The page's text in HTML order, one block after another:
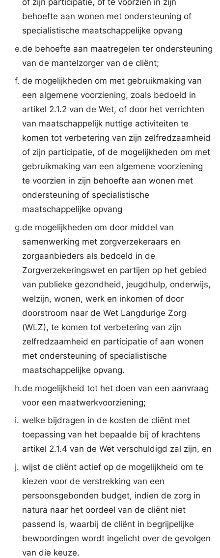
behoefte aan wonen met ondersteuning of
specialistische maatschappelijke opvang
e.de behoefte aan maatregelen ter ondersteuning
van de mantelzorger van de cliënt;
f. de mogelijkheden om met gebruikmaking van
een algemene voorziening, zoals bedoeld in
artikel 2.1.2 van de Wet, of door het verrichten
van maatschappelijk nuttige activiteiten te
komen tot verbetering van zijn zelfredzaamheid
of zijn participatie, of de mogelijkheden om met
gebruikmaking van een algemene voorziening
te voorzien in zijn behoefte aan wonen met
ondersteuning of specialistische
maatschappelijke opvang
g.de mogelijkheden om door middel van
samenwerking met zorgverzekeraars en
zorgaanbieders als bedoeld in de
Zorgverzekeringswet en partijen op het gebied
van publieke gezondheid, jeugdhulp, onderwijs,
welzijn, wonen, werk en inkomen of door
doorstroom naar de Wet Langdurige Zorg
(WLZ), te komen tot verbetering van zijn
zelfredzaamheid en participatie of aan wonen
met ondersteuning of specialistische
maatschappelijke opvang.
h.de mogelijkheid tot het doen van een aanvraag
voor een maatwerkvoorziening;
i. welke bijdragen in de kosten de cliënt met
toepassing van het bepaalde bij of krachtens
artikel 2.1.4 van de Wet verschuldigd zal zijn, en
j. wijst de cliënt actief op de mogelijkheid om te
kiezen voor de verstrekking van een
persoonsgebonden budget, indien de zorg in
natura naar het oordeel van de cliënt niet
passend is, waarbij de cliënt in begrijpelijke
bewoordingen wordt ingelicht over de gevolgen
van die keuze.